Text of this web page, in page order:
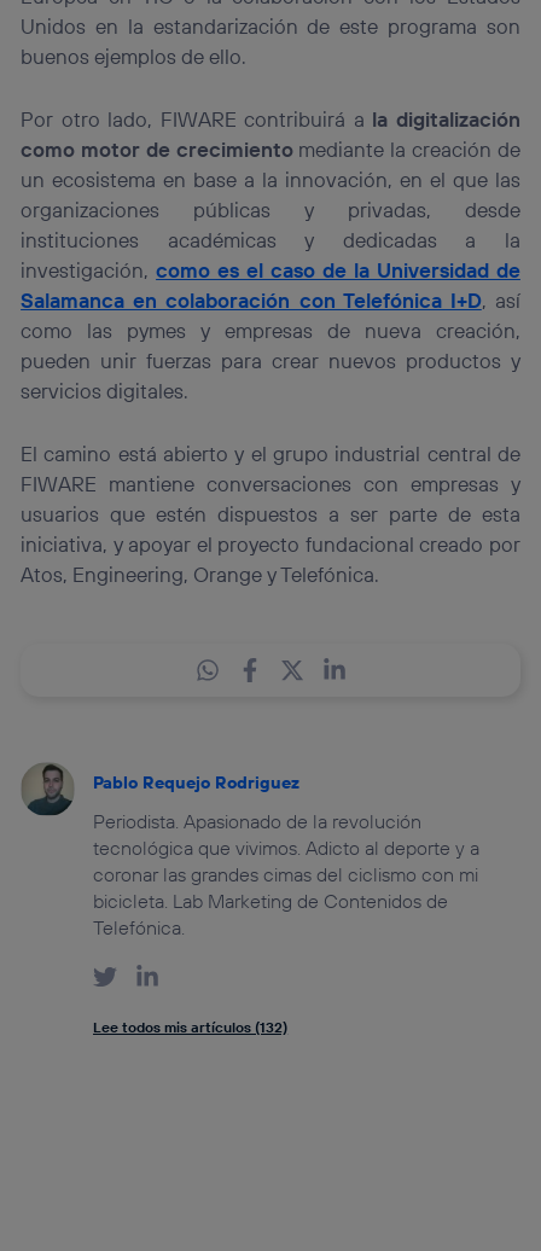
Unidos en la estandarización de este programa son
buenos ejemplos de ello.
Por otro lado, FIWARE contribuirá a la digitalización
como motor de crecimientomediante la creación de
un ecosistema en base a la innovación, en el que las
organizaciones públicas y privadas, desde
instituciones académicas y dedicadas a la
investigación,como es el caso de la Universidad de
Salamanca en colaboración con Telefónica I+D, así
como las pymes y empresas de nueva creación,
pueden unir fuerzas para crear nuevos productos y
servicios digitales.
El camino está abierto y el grupo industrial central de
FIWARE mantiene conversaciones con empresas y
usuarios que estén dispuestos a ser parte de esta
iniciativa, y apoyar el proyecto fundacional creado por
Atos, Engineering, Orange y Telefónica.
Pablo Requejo Rodriguez
Periodista. Apasionado de la revolución
tecnológica que vivimos. Adicto al deporte y a
coronar las grandes cimas del ciclismo con mi
bicicleta. Lab Marketing de Contenidos de
Telefónica.
Lee todos mis artículos (132)